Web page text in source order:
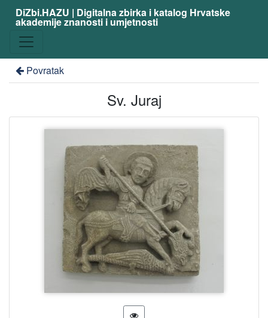
DiZbi.HAZU | Digitalna zbirka i katalog Hrvatske
akademije znanosti i umjetnosti
Povratak
Sv. Juraj